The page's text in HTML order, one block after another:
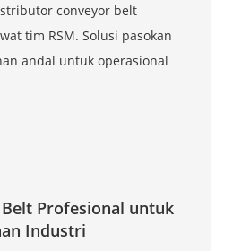
conveyor belt
tim RSM. Solusi pasokan
andal untuk operasional
Profesional untuk
Industri